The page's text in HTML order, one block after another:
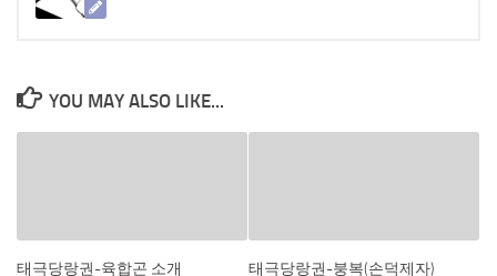
YOU MAY ALSO LIKE...
태극당랑권-육합곤 소개 태극당랑권-붕복(손덕제자)